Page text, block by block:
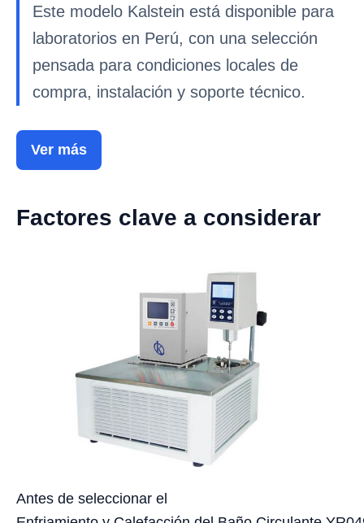
Este modelo Kalstein está disponible para
laboratorios en Perú, con una selección
pensada para condiciones locales de
compra, instalación y soporte técnico.
Ver más
Factores clave a considerar
Antes de seleccionar el